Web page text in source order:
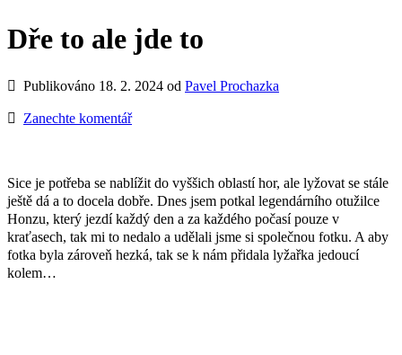
Dře to ale jde to
Publikováno 18. 2. 2024 od Pavel Prochazka
Zanechte komentář
Sice je potřeba se nablížit do vyššich oblastí hor, ale lyžovat se stále
ještě dá a to docela dobře. Dnes jsem potkal legendárního otužilce
Honzu, který jezdí každý den a za každého počasí pouze v
kraťasech, tak mi to nedalo a udělali jsme si společnou fotku. A aby
fotka byla zároveň hezká, tak se k nám přidala lyžařka jedoucí
kolem…